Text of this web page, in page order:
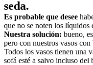
seda.
Es probable que desee
que no se noten los líquidos
Nuestra solución: bueno,
pero con nuestros vasos
Todos los vasos tienen una
sofá esté a salvo incluso del